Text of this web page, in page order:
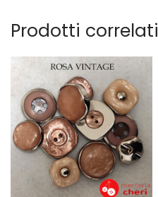
Prodotti correlati